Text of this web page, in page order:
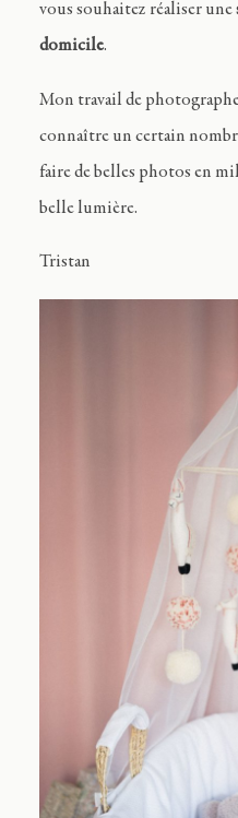
vous souhaitez réaliser une
domicile.
Mon travail de
connaître un certain
faire de belles photos en
belle lumière.
Tristan